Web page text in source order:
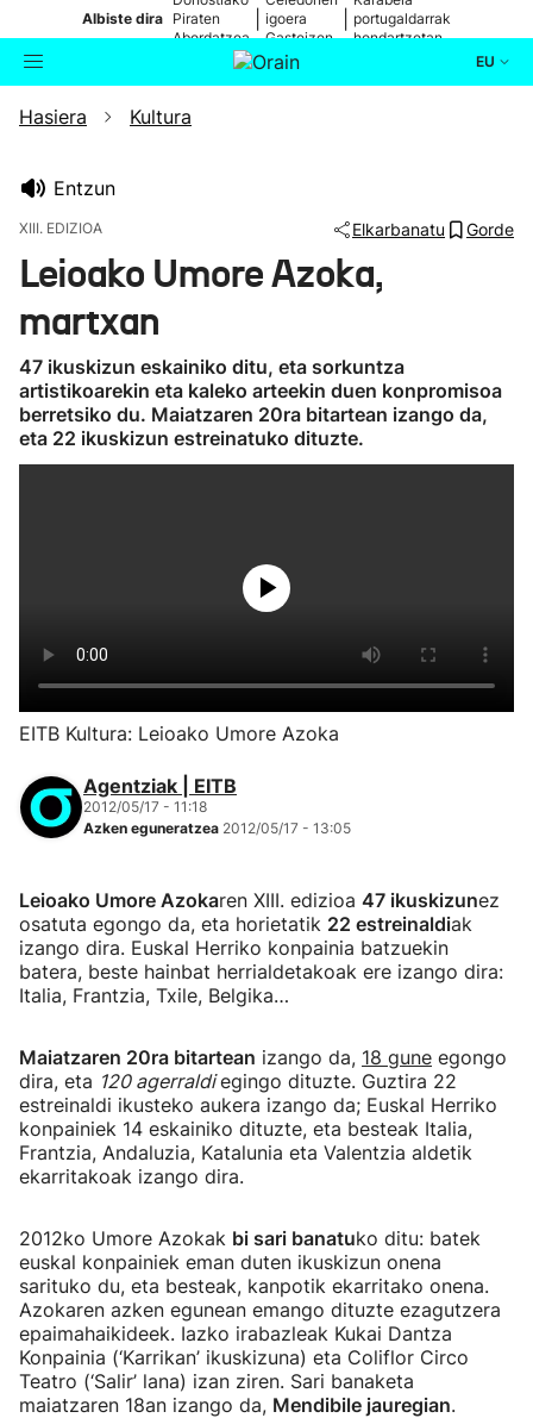
Albiste dira Piraten
Abordatzea
igoera
Gasteizen
portugaldarrak
hondartzetan
EU
Bilatzailea
Eguraldia
Hasiera Kultura
Entzun
XIII. EDIZIOA Elkarbanatu Gorde
Leioako Umore Azoka,
martxan
47 ikuskizun eskainiko ditu, eta sorkuntza
artistikoarekin eta kaleko arteekin duen konpromisoa
berretsiko du. Maiatzaren 20ra bitartean izango da,
eta 22 ikuskizun estreinatuko dituzte.
EITB Kultura: Leioako Umore Azoka
Agentziak | EITB
2012/05/17 - 11:18
Azken eguneratzea 2012/05/17 - 13:05
Leioako Umore Azokaren XIII. edizioa 47 ikuskizunez
osatuta egongo da, eta horietatik 22 estreinaldiak
izango dira. Euskal Herriko konpainia batzuekin
batera, beste hainbat herrialdetakoak ere izango dira:
Italia, Frantzia, Txile, Belgika…
Maiatzaren 20ra bitartean izango da, 18 gune egongo
dira, eta 120 agerraldiegingo dituzte. Guztira 22
estreinaldi ikusteko aukera izango da; Euskal Herriko
konpainiek 14 eskainiko dituzte, eta besteak Italia,
Frantzia, Andaluzia, Katalunia eta Valentzia aldetik
ekarritakoak izango dira.
2012ko Umore Azokak bi sari banatuko ditu: batek
euskal konpainiek eman duten ikuskizun onena
sarituko du, eta besteak, kanpotik ekarritako onena.
Azokaren azken egunean emango dituzte ezagutzera
epaimahaikideek. Iazko irabazleak Kukai Dantza
Konpainia (‘Karrikan’ ikuskizuna) eta Coliflor Circo
Teatro (‘Salir’ lana) izan ziren. Sari banaketa
maiatzaren 18an izango da, Mendibile jauregian.